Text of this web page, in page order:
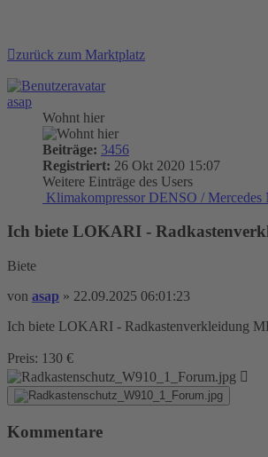
zurück zum Marktplatz
asap
Wohnt hier
Beiträge: 3456
Registriert: 26 Okt 2020 15:07
Weitere Einträge des Users
Klimakompressor DENSO / Mercedes
Ich biete LOKARI -
Biete
von asap » 22.09.2025 06:01:23
Ich biete LOKARI - Radkastenverkleidung
Preis: 130 €
Kommentare